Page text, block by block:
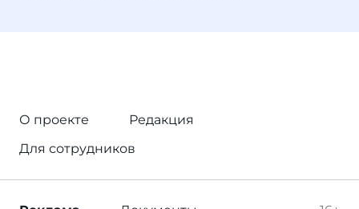
О проекте
Редакция
Для сотрудников